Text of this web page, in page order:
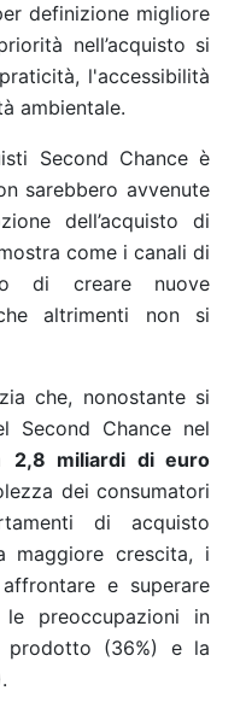
definizione migliore
nell’acquisto si
l'accessibilità
ambientale.
Second Chance è
sarebbero avvenute
dell’acquisto di
come i canali di
di creare nuove
altrimenti non si
che, nonostante si
Second Chance nel
2,8 miliardi di euro
dei consumatori
di acquisto
maggiore crescita, i
e superare
preoccupazioni in
prodotto (36%) e la